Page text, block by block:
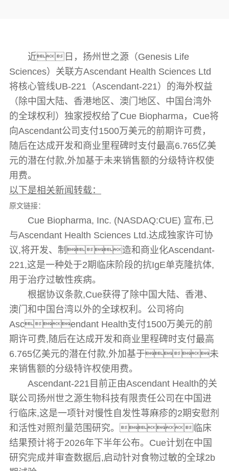
近日，扬州世之源（Genesis Life
Sciences）关联方Ascendant Health Sciences Ltd
将核心管线UB-221（Ascendant-221）的海外权益
（除中国大陆、香港地区、澳门地区、中国台湾外
的全球权利）独家授权给了Cue Biopharma，Cue将
向Ascendant公司支付1500万美元的前期许可费，
随后在达成开发和商业里程碑时支付最高6.765亿美
元的潜在付款,外加基于未来销售额的分级特许权使
用费。
以下是相关新闻转载：
原文链接：
Cue Biopharma, Inc. (NASDAQ:CUE) 宣布,已
与Ascendant Health Sciences Ltd.达成独家许可协
议,将开发、制造和商业化Ascendant-
221,这是一种处于2期临床阶段的抗IgE单克隆抗体,
用于治疗过敏性疾病。
根据协议条款,Cue获得了除中国大陆、香港、
澳门和中国台湾以外的全球权利。公司将向
Ascendant Health支付1500万美元的前
期许可费,随后在达成开发和商业里程碑时支付最高
6.765亿美元的潜在付款,外加基于未
来销售额的分级特许权使用费。
Ascendant-221目前正由Ascendant Health的关
联公司扬州世之源生物科技有限责任公司在中国进
行临床,这是一项针对慢性自发性荨麻疹的2期安慰剂
和活性对照剂量范围研究。临床
结果预计将于2026年下半年公布。Cue计划在中国
研究完成并审查数据后,启动针对食物过敏的全球2b